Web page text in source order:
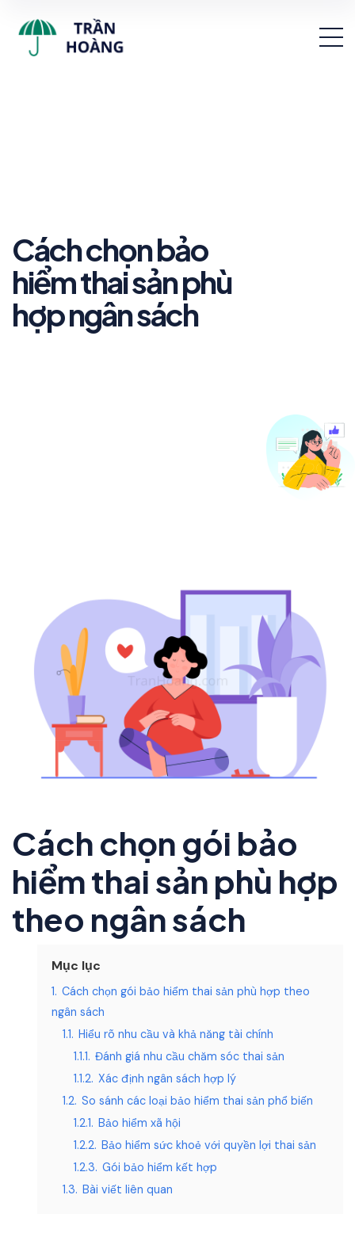
Cách chọn bảo
hiểm thai sản phù
hợp ngân sách
Cách chọn gói bảo
hiểm thai sản phù hợp
theo ngân sách
Mục lục
1. Cách chọn gói bảo hiểm thai sản phù hợp theo
ngân sách
1.1. Hiểu rõ nhu cầu và khả năng tài chính
1.1.1. Đánh giá nhu cầu chăm sóc thai sản
1.1.2. Xác định ngân sách hợp lý
1.2. So sánh các loại bảo hiểm thai sản phổ biến
1.2.1. Bảo hiểm xã hội
1.2.2. Bảo hiểm sức khoẻ với quyền lợi thai sản
1.2.3. Gói bảo hiểm kết hợp
1.3. Bài viết liên quan